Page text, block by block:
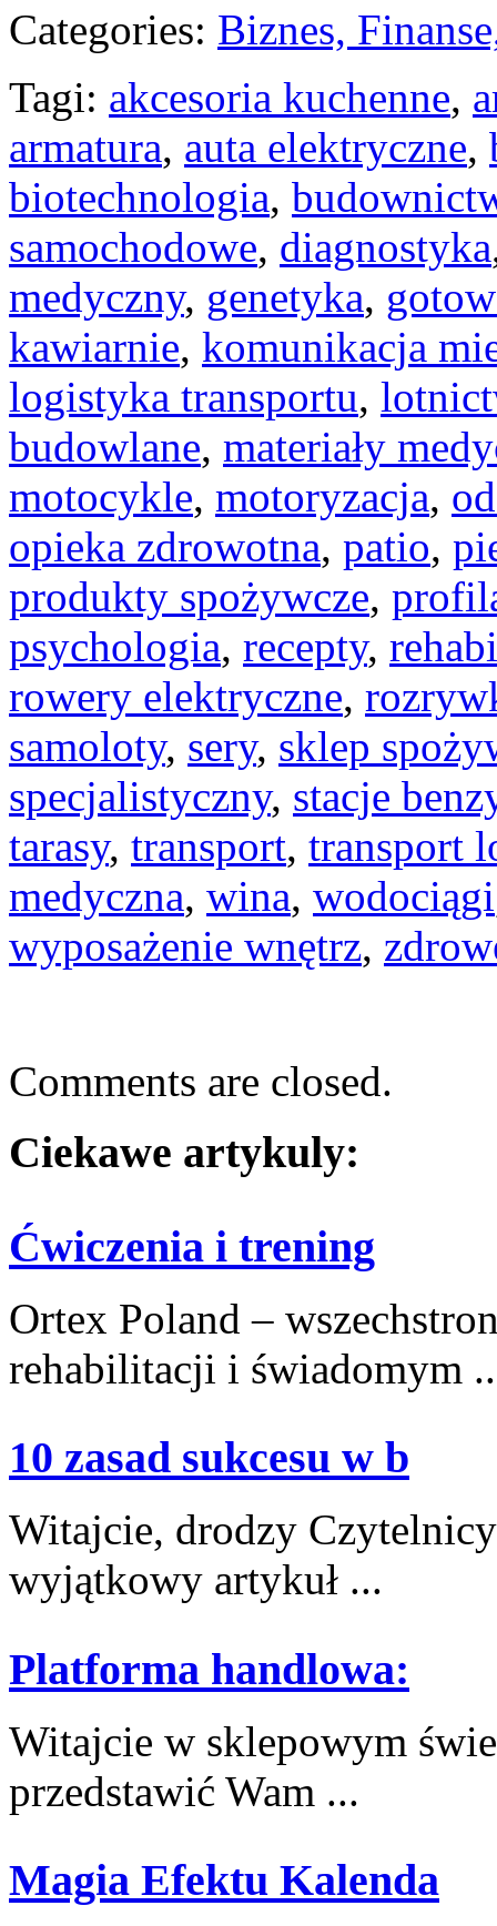
Categories: Biznes,
Tagi: akcesoria kuchenne,
armatura, auta elektryczne,
biotechnologia,
samochodowe, diagnostyka
medyczny, genetyka,
kawiarnie, komunikacja
logistyka transportu,
budowlane, materiały
motocykle, motoryzacja,
opieka zdrowotna, patio,
produkty spożywcze,
psychologia, recepty,
rowery elektryczne,
samoloty, sery, sklep
specjalistyczny, stacje
tarasy, transport, transport
medyczna, wina, wodociągi
wyposażenie wnętrz,
Comments are closed.
Ciekawe artykuly:
Ćwiczenia i trening
Ortex Poland –
rehabilitacji i świadomym
10 zasad sukcesu w b
Witajcie, drodzy
wyjątkowy artykuł ...
Platforma handlowa:
Witajcie w sklepowym
przedstawić Wam⁢ ...
Magia Efektu Kalenda